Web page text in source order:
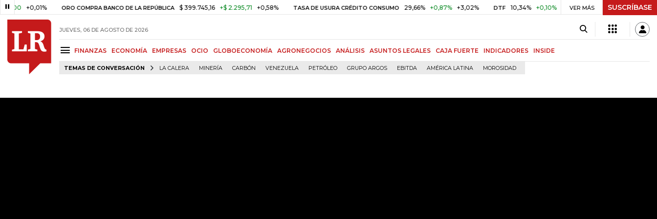
+0,01% ORO COMPRA BANCO DE LA REPÚBLICA $ 399.745,16 +$ 2.295,71 +0,58% TASA DE USURA CRÉDITO CONSUMO 29,66% +0,87% +3,02% DTF 10,34% +0,10% +0,98% UVR $ 416,86 +$ 0,05
VER MÁS SUSCRÍBASE
JUEVES, 06 DE AGOSTO DE 2026
FINANZAS ECONOMÍA EMPRESAS OCIO GLOBOECONOMÍA AGRONEGOCIOS ANÁLISIS ASUNTOS LEGALES CAJA FUERTE INDICADORES INSIDE
TEMAS DE CONVERSACIÓN LA CALERA MINERÍA CARBÓN VENEZUELA PETRÓLEO GRUPO ARGOS EBITDA AMÉRICA LATINA MOROSIDAD